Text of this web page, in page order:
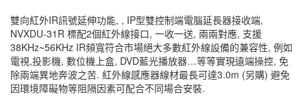
雙向紅外IR訊號延伸功能, , IP型雙控制端電腦延長器接收端,
NVXDU-31R 標配2個紅外線接口, 一收一送, 兩兩對應, 支援
38KHz~56KHz IR頻寬符合市場絕大多數紅外線設備的兼容性, 例如
電視,投影機, 數位機上盒, DVD藍光播放器…等等實現遠端操控, 免
除兩端異地奔波之苦. 紅外線感應器線材最長可達3.0m (另購) 避免
因環境障礙物等阻隔因素可配合不同場合安裝.